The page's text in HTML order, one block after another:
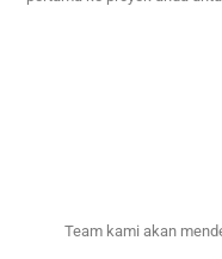
Team kami akan